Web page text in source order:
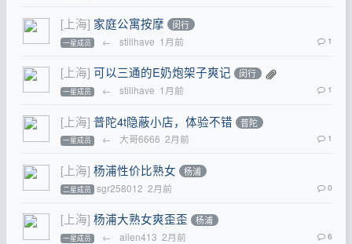
[上海] 家庭公寓按摩 闵行
一星成员 ← stillhave 1月前 1
[上海] 可以三通的E奶炮架子爽记 闵行
一星成员 ← stillhave 1月前 1
[上海] 普陀4t隐蔽小店，体验不错 普陀
一星成员 ← 大哥6666 2月前 1
[上海] 杨浦性价比熟女 杨浦
二星成员 sgr258012 2月前 0
[上海] 杨浦大熟女爽歪歪 杨浦
一星成员 ← ailen413 2月前 6